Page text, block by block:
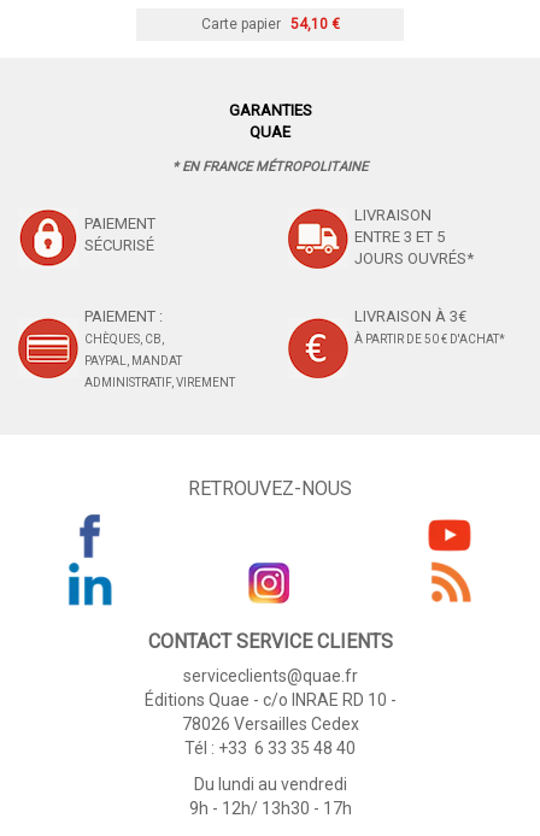
Carte papier 54,10 €
GARANTIES
QUAE
* EN FRANCE MÉTROPOLITAINE
PAIEMENT
SÉCURISÉ
LIVRAISON
ENTRE 3 ET 5
JOURS OUVRÉS*
PAIEMENT :
CHÈQUES, CB,
PAYPAL, MANDAT
ADMINISTRATIF, VIREMENT
LIVRAISON À 3€
À PARTIR DE 50 € D'ACHAT*
RETROUVEZ-NOUS
CONTACT SERVICE CLIENTS
serviceclients@quae.fr
Éditions Quae - c/o INRAE RD 10 -
78026 Versailles Cedex
Tél : +33 6 33 35 48 40
Du lundi au vendredi
9h - 12h/ 13h30 - 17h